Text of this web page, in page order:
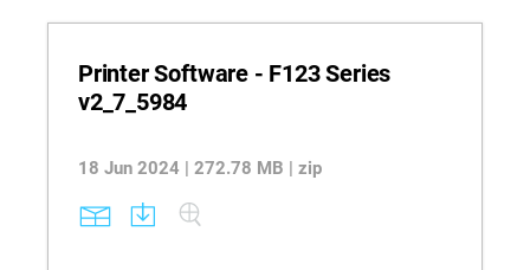
Printer Software - F123 Series
v2_7_5984
18 Jun 2024 | 272.78 MB | zip